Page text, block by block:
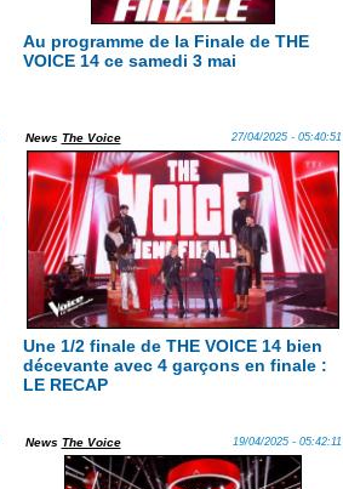
Au programme de la Finale de THE
VOICE 14 ce samedi 3 mai
News The Voice 27/04/2025 - 05:40:51
Une 1/2 finale de THE VOICE 14 bien
décevante avec 4 garçons en finale :
LE RECAP
News The Voice 19/04/2025 - 05:42:11